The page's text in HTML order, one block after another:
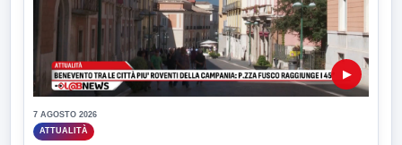
▶
7 AGOSTO 2026
ATTUALITÀ